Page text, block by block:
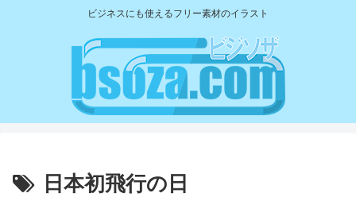
ビジネスにも使えるフリー素材のイラスト
日本初飛行の日